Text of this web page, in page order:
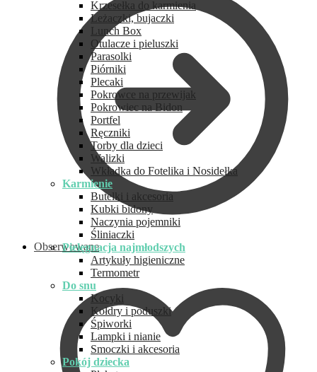
Obserwowane
Krzesełka do karmienia
Leżaczki, bujaczki
Lunch Box
Otulacze i pieluszki
Parasolki
Piórniki
Plecaki
Pokrowce na przewijak
Pokrowiec na Bidon
Portfel
Ręczniki
Torby dla dzieci
Walizki
Wkładka do Fotelika i Nosidełka
Karmienie
Butelki i akcesoria
Kubki bidony
Naczynia pojemniki
Śliniaczki
Pielęgnacja najmłodszych
Artykuły higieniczne
Termometr
Do snu
Kocyki
Kołdry i poduszki
Śpiworki
Lampki i nianie
Smoczki i akcesoria
Pokój dziecka